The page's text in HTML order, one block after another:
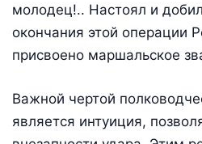
молодец!.. Настоял и
окончания этой операции
присвоено маршальское
Важной чертой
является интуиция,